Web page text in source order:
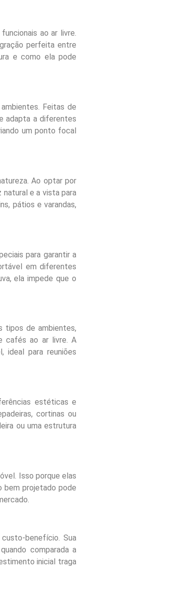
ao ar livre.
perfeita entre
e como ela pode
Feitas de
adapta a diferentes
um ponto focal
Ao optar por
e a vista para
pátios e varandas,
para garantir a
em diferentes
ela impede que o
tipos de ambientes,
cafés ao ar livre. A
ideal para reuniões
estéticas e
cortinas ou
ou uma estrutura
Isso porque elas
bem projetado pode
benefício. Sua
comparada a
inicial traga